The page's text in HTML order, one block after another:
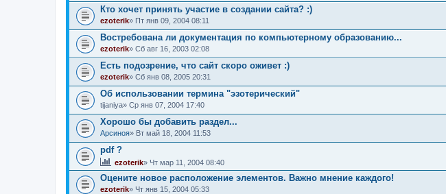
Кто хочет принять участие в создании сайта? :)
ezoterik» Пт янв 09, 2004 08:11
Востребована ли документация по компьютерному образованию...
ezoterik» Сб авг 16, 2003 02:08
Есть подозрение, что сайт скоро оживет :)
ezoterik» Сб янв 08, 2005 20:31
Об использовании термина "эзотерический"
tijaniya» Ср янв 07, 2004 17:40
Хорошо бы добавить раздел...
Арсиноя» Вт май 18, 2004 11:53
pdf ?
ezoterik» Чт мар 11, 2004 08:40
Оцените новое расположение элементов. Важно мнение каждого!
ezoterik» Чт янв 15, 2004 05:33